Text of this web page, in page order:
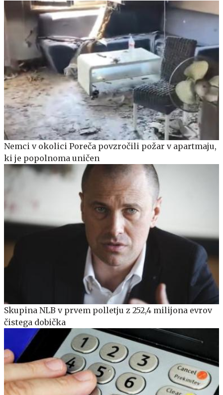
Nemci v okolici Poreča povzročili požar v apartmaju,
ki je popolnoma uničen
Skupina NLB v prvem polletju z 252,4 milijona evrov
čistega dobička